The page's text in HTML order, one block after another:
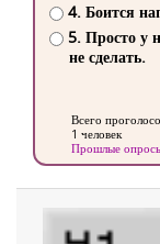
4. Боится
5. Просто у
не сделать.
Всего
1 человек
Прошлые